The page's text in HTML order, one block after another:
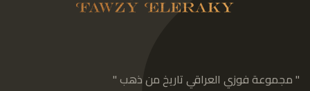
" مجموعة فوزي العراقي تاريخ من ذهب "